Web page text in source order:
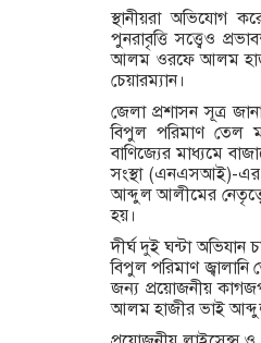
স্থানীয়রা অভিযোগ
পুনরাবৃত্তি সত্ত্বেও
আলম ওরফে আলম হাজী
চেয়ারম্যান।
জেলা প্রশাসন সূত্র
বিপুল পরিমাণ তেল
বাণিজ্যের মাধ্যমে
সংস্থা (এনএসআই)-এর
আব্দুল আলীমের
হয়।
দীর্ঘ দুই ঘন্টা অভিযান
বিপুল পরিমাণ
জন্য প্রয়োজনীয়
আলম হাজীর ভাই আব্দুল